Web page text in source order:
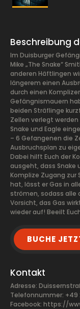
Beschreibung
Im Duisburger
Mike „The Snake“
anderen Häftlingen
längerem einen
durch einen
Gefängnismauern
beiden Sträflinge
Zellen verlegt
Snake und Eagle
– 6 Gefangenen die
Ausbruchsplan zu
Dabei hilft Euch der
ausgeht, dass Snake
Komplize Zugang
hat, lässt er Gas in
strömen, sodass alle
Vorsicht, das Gas
wieder auf! Beeilt
BUCHE
Kontakt
Adresse:
Telefonnummer: +49
Facebook: https://